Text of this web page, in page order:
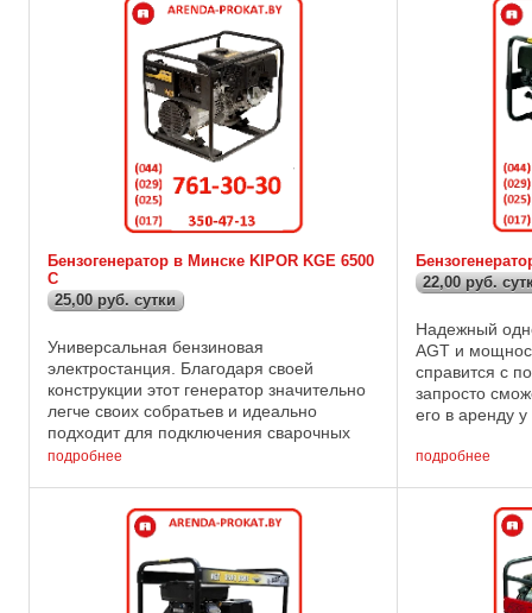
Бензогенератор в Минске KIPOR KGE 6500
C
25,00 руб. сутки
Универсальная бензиновая
электростанция. Благодаря своей
конструкции этот генератор значительно
легче своих собратьев и идеально
подходит для подключения сварочных
инверторов. В этих агрегатах
подробнее
22,00 руб.
Надежный
AGT и
справится с
запросто
его в аренду
синхронный,
подробнее